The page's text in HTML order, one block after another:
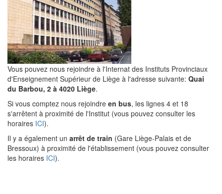
Vous pouvez nous rejoindre à l'Internat des Instituts Provinciaux
d'Enseignement Supérieur de Liège à l'adresse suivante: Quai
du Barbou, 2 à 4020 Liège.
Si vous comptez nous rejoindre en bus, les lignes 4 et 18
s'arrêtent à proximité de l'Institut (vous pouvez consulter les
horaires ICI).
Il y a également un arrêt de train (Gare Liège-Palais et de
Bressoux) à proximité de l'établissement (vous pouvez consulter
les horaires ICI).